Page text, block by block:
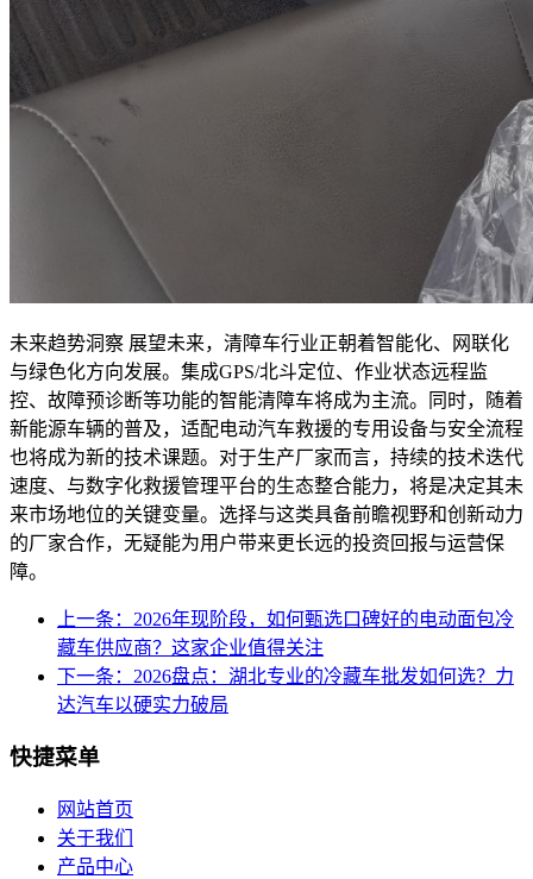
未来趋势洞察 展望未来，清障车行业正朝着智能化、网联化
与绿色化方向发展。集成GPS/北斗定位、作业状态远程监
控、故障预诊断等功能的智能清障车将成为主流。同时，随着
新能源车辆的普及，适配电动汽车救援的专用设备与安全流程
也将成为新的技术课题。对于生产厂家而言，持续的技术迭代
速度、与数字化救援管理平台的生态整合能力，将是决定其未
来市场地位的关键变量。选择与这类具备前瞻视野和创新动力
的厂家合作，无疑能为用户带来更长远的投资回报与运营保
障。
上一条：2026年现阶段，如何甄选口碑好的电动面包冷
藏车供应商？这家企业值得关注
下一条：2026盘点：湖北专业的冷藏车批发如何选？力
达汽车以硬实力破局
快捷菜单
网站首页
关于我们
产品中心